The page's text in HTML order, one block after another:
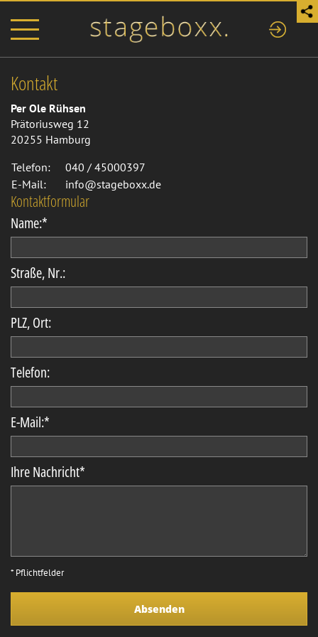
Kontakt
Per Ole Rühsen
Prätoriusweg 12
20255 Hamburg
Telefon:
040 / 45000397
E-Mail:
info@stageboxx.de
Kontaktformular
Name:*
Straße, Nr.:
PLZ, Ort:
Telefon:
E-Mail:*
Ihre Nachricht*
* Pflichtfelder